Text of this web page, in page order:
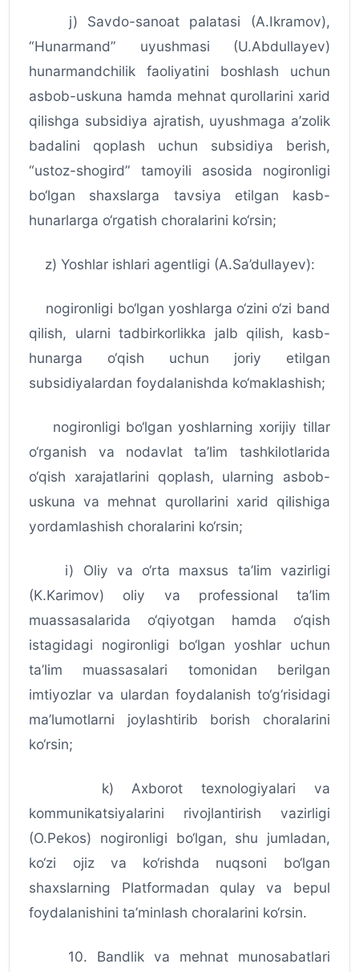
j) Savdo-sanoat palatasi (A.Ikramov),
“Hunarmand” uyushmasi (U.Abdullayev)
hunarmandchilik faoliyatini boshlash uchun
asbob-uskuna hamda mehnat qurollarini xarid
qilishga subsidiya ajratish, uyushmaga a’zolik
badalini qoplash uchun subsidiya berish,
“ustoz-shogird” tamoyili asosida nogironligi
bo‘lgan shaxslarga tavsiya etilgan kasb-
hunarlarga o‘rgatish choralarini ko‘rsin;
z) Yoshlar ishlari agentligi (A.Sa’dullayev):
nogironligi bo‘lgan yoshlarga o‘zini o‘zi band
qilish, ularni tadbirkorlikka jalb qilish, kasb-
hunarga o‘qish uchun joriy etilgan
subsidiyalardan foydalanishda ko‘maklashish;
nogironligi bo‘lgan yoshlarning xorijiy tillar
o‘rganish va nodavlat ta’lim tashkilotlarida
o‘qish xarajatlarini qoplash, ularning asbob-
uskuna va mehnat qurollarini xarid qilishiga
yordamlashish choralarini ko‘rsin;
i) Oliy va o‘rta maxsus ta’lim vazirligi
(K.Karimov) oliy va professional ta’lim
muassasalarida o‘qiyotgan hamda o‘qish
istagidagi nogironligi bo‘lgan yoshlar uchun
ta’lim muassasalari tomonidan berilgan
imtiyozlar va ulardan foydalanish to‘g‘risidagi
ma’lumotlarni joylashtirib borish choralarini
ko‘rsin;
k) Axborot texnologiyalari va
kommunikatsiyalarini rivojlantirish vazirligi
(O.Pekos) nogironligi bo‘lgan, shu jumladan,
ko‘zi ojiz va ko‘rishda nuqsoni bo‘lgan
shaxslarning Platformadan qulay va bepul
foydalanishini ta’minlash choralarini ko‘rsin.
10. Bandlik va mehnat munosabatlari